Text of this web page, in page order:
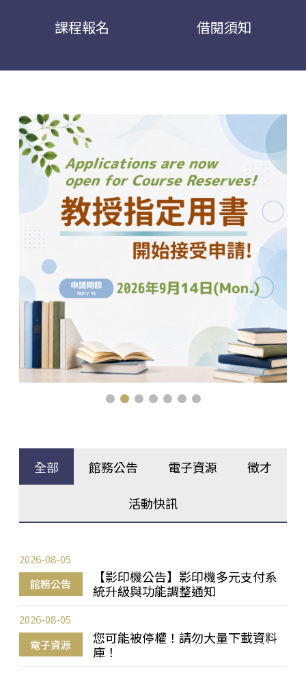
課程報名 借閱須知
全部 館務公告 電子資源 徵才
活動快訊
館務公告
【影印機公告】影印機多元支付系
統升級與功能調整通知
2026-08-05
電子資源
您可能被停權！請勿大量下載資料
庫！
2026-08-05